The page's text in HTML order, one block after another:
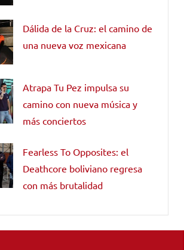
Dálida de la Cruz: el camino de
una nueva voz mexicana
Atrapa Tu Pez impulsa su
camino con nueva música y
más conciertos
Fearless To Opposites: el
Deathcore boliviano regresa
con más brutalidad